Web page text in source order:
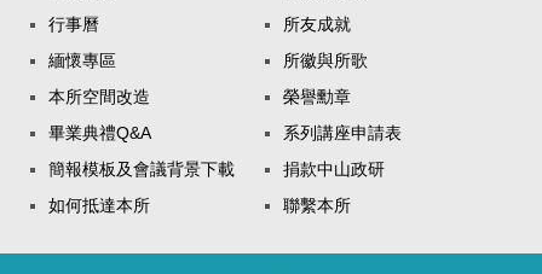
行事曆
所友成就
緬懷專區
所徽與所歌
本所空間改造
榮譽勳章
畢業典禮Q&A
系列講座申請表
簡報模板及會議背景下載
捐款中山政研
如何抵達本所
聯繫本所